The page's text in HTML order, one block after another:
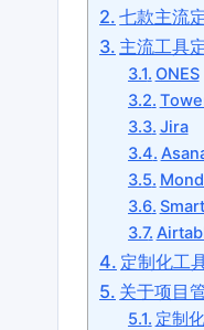
七款主流
主流工具
ONES
Jira
定制化工
关于项目
定制